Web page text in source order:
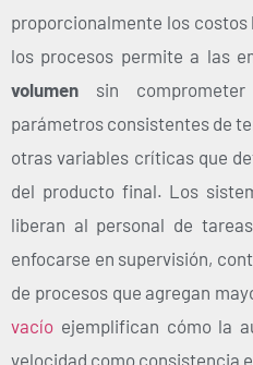
proporcionalmente los costos
los procesos permite a las
volumen sin
parámetros consistentes de
otras variables críticas que
del producto final. Los
liberan al personal de
enfocarse en supervisión,
de procesos que agregan
vacío ejemplifican cómo la
velocidad como consistencia